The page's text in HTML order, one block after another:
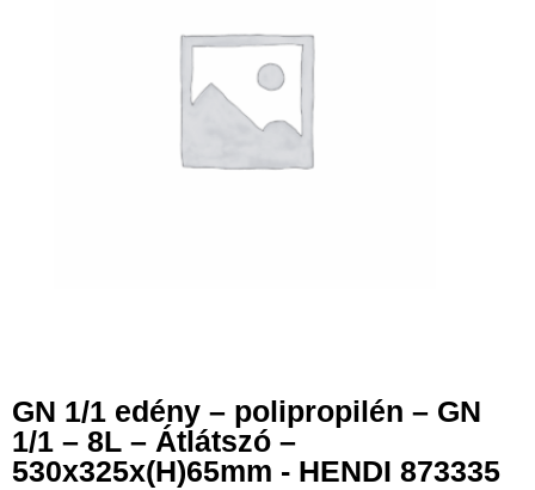
GN 1/1 edény – polipropilén – GN
1/1 – 8L – Átlátszó –
530x325x(H)65mm - HENDI 873335